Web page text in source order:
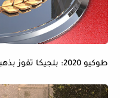
طوكيو 2020: بلجيكا تفوز بذهبية الهوكي العشبي للرجال